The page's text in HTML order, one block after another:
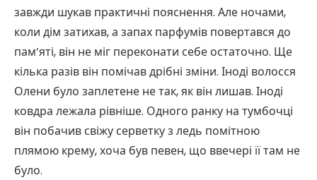
завжди шукав практичні пояснення. Але ночами,
коли дім затихав, а запах парфумів повертався до
пам’яті, він не міг переконати себе остаточно. Ще
кілька разів він помічав дрібні зміни. Іноді волосся
Олени було заплетене не так, як він лишав. Іноді
ковдра лежала рівніше. Одного ранку на тумбочці
він побачив свіжу серветку з ледь помітною
плямою крему, хоча був певен, що ввечері її там не
було.